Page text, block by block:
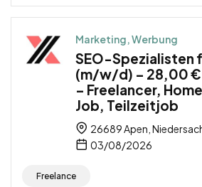
Marketing, Werbung
SEO-Spezialisten
(m/w/d) – 28,00
– Freelancer,
Job, Teilzeitjob
26689 Apen,
03/08/2026
Freelance